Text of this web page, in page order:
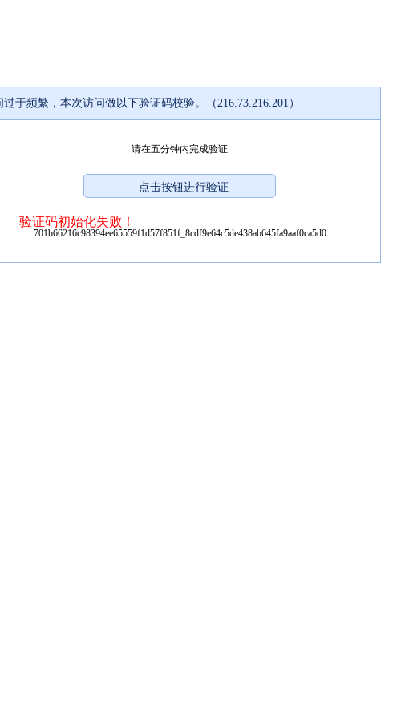
过于频繁，本次访问做以下验证码校验。（216.73.216.201）
请在五分钟内完成验证
验证码初始化失败！
701b66216c98394ee65559f1d57f851f_8cdf9e64c5de438ab645fa9aaf0ca5d0